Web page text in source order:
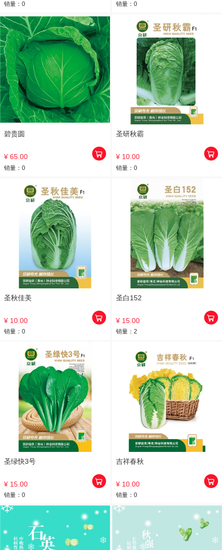
销量： 0 销量： 0
碧贵圆
¥ 65.00
销量： 0
圣研秋霸
¥ 10.00
销量： 0
圣秋佳美
¥ 10.00
销量： 0
圣白152
¥ 15.00
销量： 2
圣绿快3号
¥ 15.00
销量： 0
吉祥春秋
¥ 10.00
销量： 0